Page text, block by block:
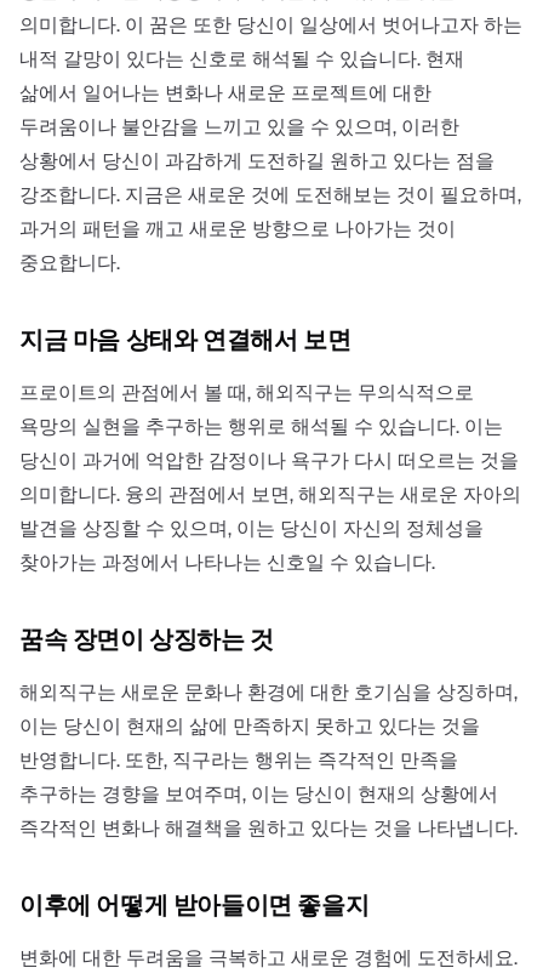
의미합니다. 이 꿈은 또한 당신이 일상에서 벗어나고자 하는
내적 갈망이 있다는 신호로 해석될 수 있습니다. 현재
삶에서 일어나는 변화나 새로운 프로젝트에 대한
두려움이나 불안감을 느끼고 있을 수 있으며, 이러한
상황에서 당신이 과감하게 도전하길 원하고 있다는 점을
강조합니다. 지금은 새로운 것에 도전해보는 것이 필요하며,
과거의 패턴을 깨고 새로운 방향으로 나아가는 것이
중요합니다.
지금 마음 상태와 연결해서 보면
프로이트의 관점에서 볼 때, 해외직구는 무의식적으로
욕망의 실현을 추구하는 행위로 해석될 수 있습니다. 이는
당신이 과거에 억압한 감정이나 욕구가 다시 떠오르는 것을
의미합니다. 융의 관점에서 보면, 해외직구는 새로운 자아의
발견을 상징할 수 있으며, 이는 당신이 자신의 정체성을
찾아가는 과정에서 나타나는 신호일 수 있습니다.
꿈속 장면이 상징하는 것
해외직구는 새로운 문화나 환경에 대한 호기심을 상징하며,
이는 당신이 현재의 삶에 만족하지 못하고 있다는 것을
반영합니다. 또한, 직구라는 행위는 즉각적인 만족을
추구하는 경향을 보여주며, 이는 당신이 현재의 상황에서
즉각적인 변화나 해결책을 원하고 있다는 것을 나타냅니다.
이후에 어떻게 받아들이면 좋을지
변화에 대한 두려움을 극복하고 새로운 경험에 도전하세요.